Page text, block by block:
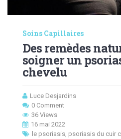
Soins Capillaires
Des remèdes
soigner un
chevelu
Luce Desjardins
0 Comment
36 Views
16 mai 2022
le psoriasis, psoriasis du cuir